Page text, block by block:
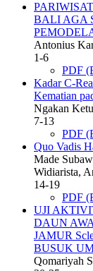
BALI AGA
Antonius
1-6
PDF
Kadar C-
Kematian
Ngakan
7-13
PDF
Quo Vadis
Made
Widiarista,
14-19
PDF
UJI
DAUN
JAMUR
BUSUK
Qomariyah